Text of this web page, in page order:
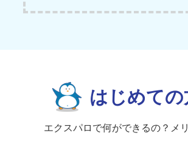
はじめての
エクスパロで何ができるの？メ